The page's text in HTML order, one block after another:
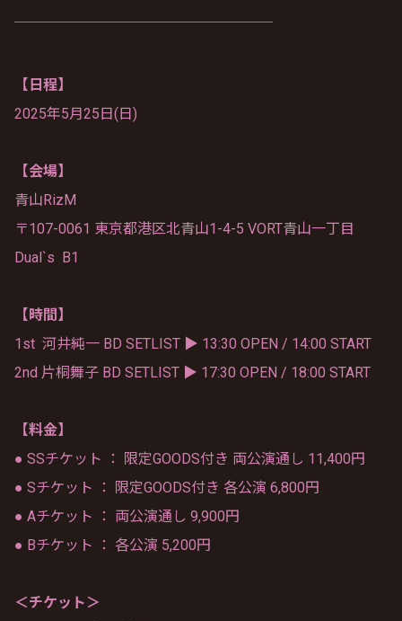
────────────────
【日程】
2025年5月25日(日)
【会場】
青山RizM
〒107-0061 東京都港区北青山1-4-5 VORT青山一丁目
Dual`s B1
【時間】
1st 河井純一 BD SETLIST ▶︎ 13:30 OPEN / 14:00 START
2nd 片桐舞子 BD SETLIST ▶︎ 17:30 OPEN / 18:00 START
【料金】
● SSチケット ： 限定GOODS付き 両公演通し 11,400円
● Sチケット ： 限定GOODS付き 各公演 6,800円
● Aチケット ： 両公演通し 9,900円
● Bチケット ： 各公演 5,200円
＜チケット＞